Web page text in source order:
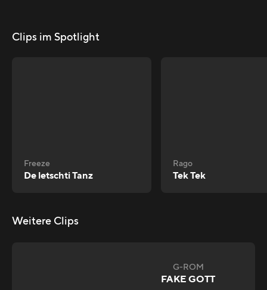
Clips im Spotlight
Freeze
De letschti Tanz
Rago
Tek Tek
Weitere Clips
G-ROM
FAKE GOTT